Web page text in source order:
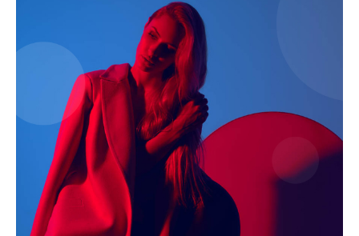
마이페이지
광고 및 제휴문의
구독자 의견
개인정보취급방침
청소년보호정책